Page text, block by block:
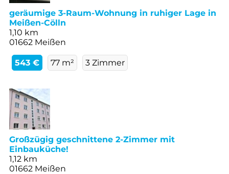
geräumige 3-Raum-Wohnung in ruhiger Lage in
Meißen-Cölln
1,10 km
01662 Meißen
543 € 77 m² 3 Zimmer
Großzügig geschnittene 2-Zimmer mit
Einbauküche!
1,12 km
01662 Meißen